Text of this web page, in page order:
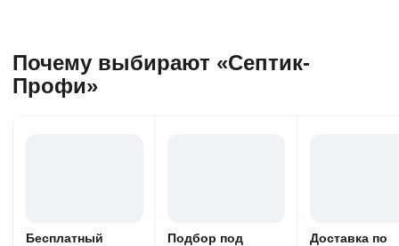
Почему выбирают «Септик-
Профи»
Бесплатный
Подбор под
Доставка по